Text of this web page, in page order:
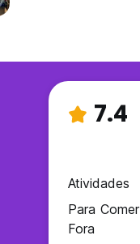
7.4
Atividades
Para Comer
Fora